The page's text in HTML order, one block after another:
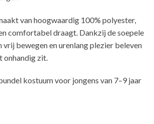
van hoogwaardig 100% polyester,
comfortabel draagt. Dankzij de soepele
bewegen en urenlang plezier beleven
onhandig zit.
kostuum voor jongens van 7–9 jaar